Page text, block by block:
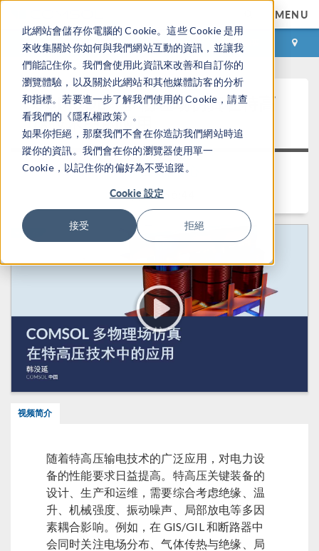
此網站會儲存你電腦的 Cookie。這些 Cookie 是用
來收集關於你如何與我們網站互動的資訊，並讓我
們能記住你。我們會使用此資訊來改善和自訂你的
瀏覽體驗，以及關於此網站和其他媒體訪客的分析
和指標。若要進一步了解我們使用的 Cookie，請查
看我們的《隱私權政策》。
如果你拒絕，那麼我們不會在你造訪我們網站時追
蹤你的資訊。我們會在你的瀏覽器使用單一
Cookie，以記住你的偏好為不受追蹤。
Cookie 設定
接受 拒絕
MENU
登录 咨询与购买
COMSOL®多物理场仿真在特高
压技术中的应用
返回视频中心
时长： 56:44
视频简介
随着特高压输电技术的广泛应用，对电力设
备的性能要求日益提高。特高压关键装备的
设计、生产和运维，需要综合考虑绝缘、温
升、机械强度、振动噪声、局部放电等多因
素耦合影响。例如，在 GIS/GIL 和断路器中
会同时关注电场分布、气体传热与绝缘、局